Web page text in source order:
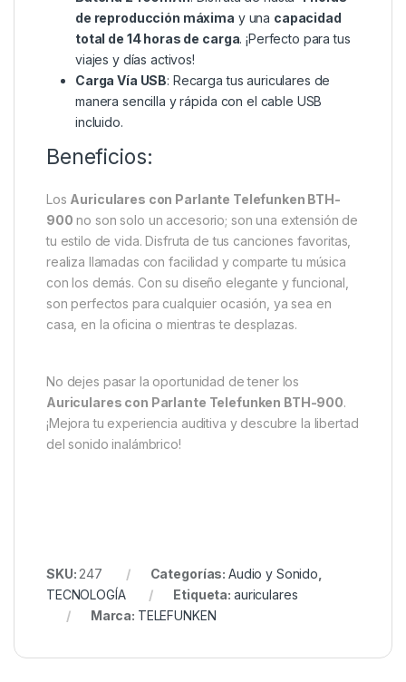
de reproducción máxima y una capacidad
total de 14 horas de carga. ¡Perfecto para tus
viajes y días activos!
Carga Vía USB: Recarga tus auriculares de
manera sencilla y rápida con el cable USB
incluido.
Beneficios:
Los Auriculares con Parlante Telefunken BTH-
900 no son solo un accesorio; son una extensión de
tu estilo de vida. Disfruta de tus canciones favoritas,
realiza llamadas con facilidad y comparte tu música
con los demás. Con su diseño elegante y funcional,
son perfectos para cualquier ocasión, ya sea en
casa, en la oficina o mientras te desplazas.
No dejes pasar la oportunidad de tener los
Auriculares con Parlante Telefunken BTH-900.
¡Mejora tu experiencia auditiva y descubre la libertad
del sonido inalámbrico!
SKU: 247 Categorías: Audio y Sonido
TECNOLOGÍA
Etiqueta: auriculares
Marca: TELEFUNKEN